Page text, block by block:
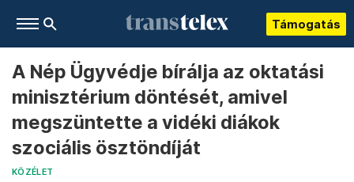
Támogatás
A Nép Ügyvédje bírálja az oktatási
minisztérium döntését, amivel
megszüntette a vidéki diákok
szociális ösztöndíját
KÖZÉLET